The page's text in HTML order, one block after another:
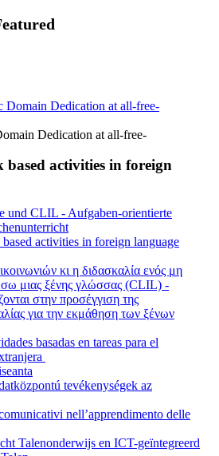
Dedication at all-free-
activities in foreign
und CLIL - Aufgaben-orientierte
activities in foreign language
κι η διδασκαλία ενός μη
μιας ξένης γλώσσας (CLIL) -
στην προσέγγιση της
για την εκμάθηση των ξένων
basadas en tareas para el
tevékenységek az
nell’apprendimento delle
Talenonderwijs en ICT-geïntegreerd